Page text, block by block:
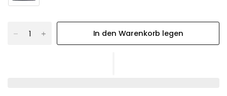
In den Warenkorb legen